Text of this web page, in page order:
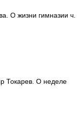
О жизни гимназии ч.
Токарев. О неделе